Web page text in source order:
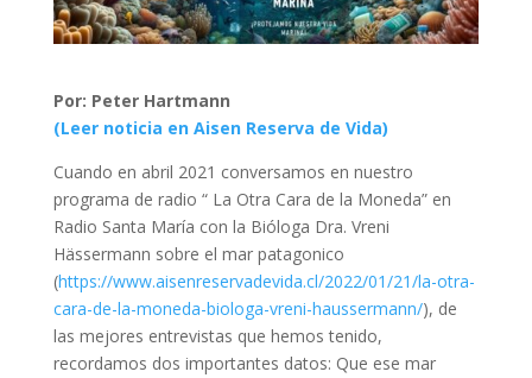
Por: Peter Hartmann
(Leer noticia en Aisen Reserva de Vida)
Cuando en abril 2021 conversamos en nuestro
programa de radio “ La Otra Cara de la Moneda” en
Radio Santa María con la Bióloga Dra. Vreni
Hässermann sobre el mar patagonico
(https://www.aisenreservadevida.cl/2022/01/21/la-otra-
cara-de-la-moneda-biologa-vreni-haussermann/), de
las mejores entrevistas que hemos tenido,
recordamos dos importantes datos: Que ese mar